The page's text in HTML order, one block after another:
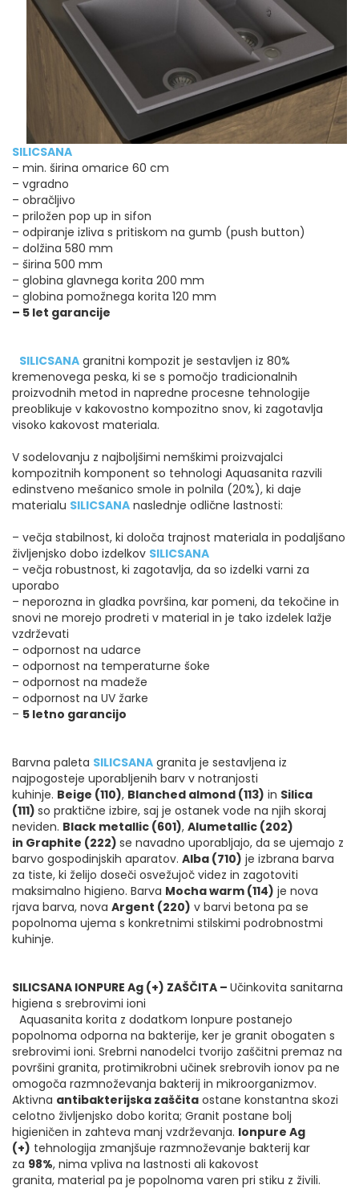
SILICSANA
– min. širina omarice 60 cm
– vgradno
– obračljivo
– priložen pop up in sifon
– odpiranje izliva s pritiskom na gumb (push button)
– dolžina 580 mm
– širina 500 mm
– globina glavnega korita 200 mm
– globina pomožnega korita 120 mm
– 5 let garancije
SILICSANA granitni kompozit je sestavljen iz 80%
kremenovega peska, ki se s pomočjo tradicionalnih
proizvodnih metod in napredne procesne tehnologije
preoblikuje v kakovostno kompozitno snov, ki zagotavlja
visoko kakovost materiala.
V sodelovanju z najboljšimi nemškimi proizvajalci
kompozitnih komponent so tehnologi Aquasanita razvili
edinstveno mešanico smole in polnila (20%), ki daje
materialu SILICSANA naslednje odlične lastnosti:
– večja stabilnost, ki določa trajnost materiala in podaljšano
življenjsko dobo izdelkov SILICSANA
– večja robustnost, ki zagotavlja, da so izdelki varni za
uporabo
– neporozna in gladka površina, kar pomeni, da tekočine in
snovi ne morejo prodreti v material in je tako izdelek lažje
vzdrževati
– odpornost na udarce
– odpornost na temperaturne šoke
– odpornost na madeže
– odpornost na UV žarke
– 5 letno garancijo
Barvna paleta SILICSANA granita je sestavljena iz
najpogosteje uporabljenih barv v notranjosti
kuhinje. Beige (110), Blanched almond (113) in Silica
(111) so praktične izbire, saj je ostanek vode na njih skoraj
neviden. Black metallic (601), Alumetallic (202)
in Graphite (222) se navadno uporabljajo, da se ujemajo z
barvo gospodinjskih aparatov. Alba (710) je izbrana barva
za tiste, ki želijo doseči osvežujoč videz in zagotoviti
maksimalno higieno. Barva Mocha warm (114) je nova
rjava barva, nova Argent (220) v barvi betona pa se
popolnoma ujema s konkretnimi stilskimi podrobnostmi
kuhinje.
SILICSANA IONPURE Ag (+) ZAŠČITA – Učinkovita sanitarna
higiena s srebrovimi ioni
Aquasanita korita z dodatkom Ionpure postanejo
popolnoma odporna na bakterije, ker je granit obogaten s
srebrovimi ioni. Srebrni nanodelci tvorijo zaščitni premaz na
površini granita, protimikrobni učinek srebrovih ionov pa ne
omogoča razmnoževanja bakterij in mikroorganizmov.
Aktivna antibakterijska zaščita ostane konstantna skozi
celotno življenjsko dobo korita; Granit postane bolj
higieničen in zahteva manj vzdrževanja. Ionpure Ag
(+) tehnologija zmanjšuje razmnoževanje bakterij kar
za 98%, nima vpliva na lastnosti ali kakovost
granita, material pa je popolnoma varen pri stiku z živili.